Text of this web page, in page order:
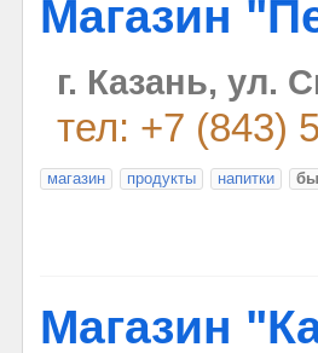
Магазин
г. Казань, ул.
тел: +7 (843)
магазин продукты напитки
Магазин